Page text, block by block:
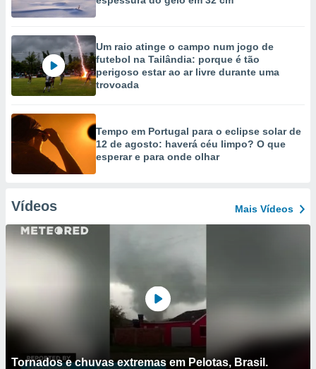
Um raio atinge o campo num jogo de
futebol na Tailândia: porque é tão
perigoso estar ao ar livre durante uma
trovoada
Tempo em Portugal para o eclipse solar de
12 de agosto: haverá céu limpo? O que
esperar e para onde olhar
Vídeos Mais Vídeos
Tornados e chuvas extremas em Pelotas, Brasil.